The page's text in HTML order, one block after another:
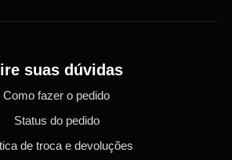
suas dúvidas
Como fazer o pedido
Status do pedido
de troca e devoluções